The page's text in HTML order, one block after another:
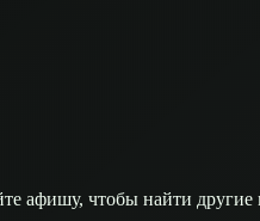
афишу, чтобы найти другие